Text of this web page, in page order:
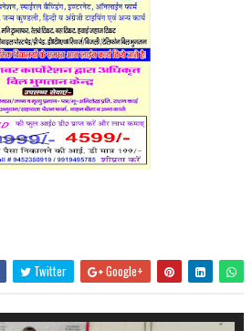
Twitter Google+